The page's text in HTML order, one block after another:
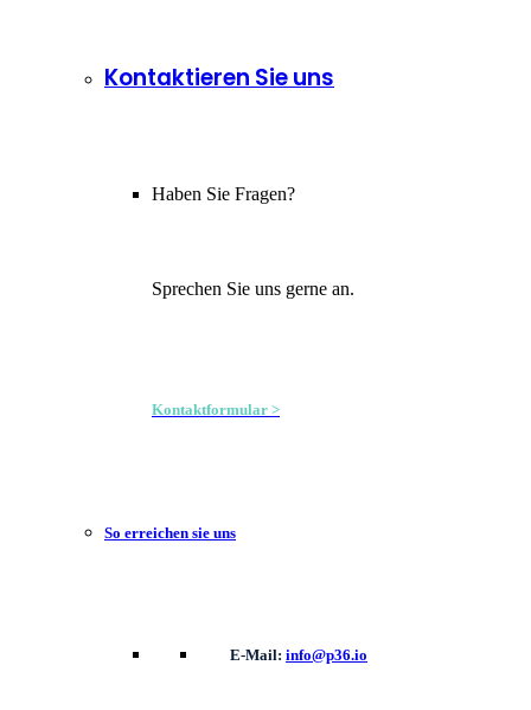
Kontaktieren Sie uns
Haben Sie Fragen?
Sprechen Sie uns gerne an.
Kontaktformular >
So erreichen sie uns
E-Mail: info@p36.io